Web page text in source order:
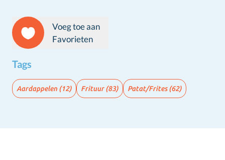
Voeg toe aan
Favorieten
Tags
Aardappelen (12) Frituur(83) Patat/Frites(62)